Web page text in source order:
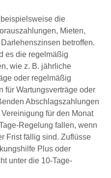
die
Mieten,
betroffen.
es die regel­mäßig
wie z. B. jährliche
oder regel­mäßig
für Wartungsverträge oder
Abschlagszahlungen
für den Monat
Regelung fallen, wenn
Frist fällig sind. Zuflüsse
Plus oder
unter die 10-Tage-